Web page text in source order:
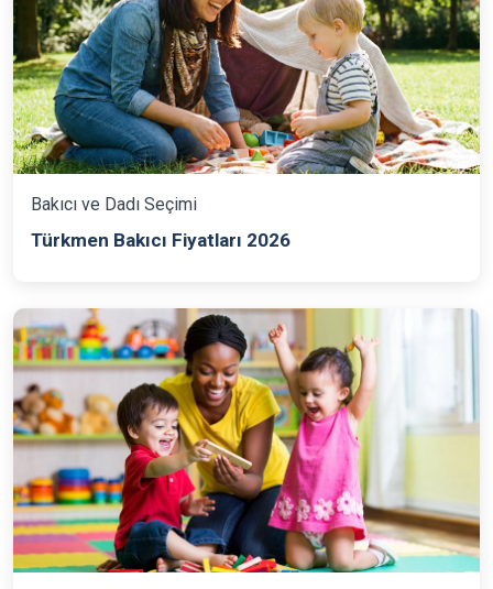
Bakıcı ve Dadı Seçimi
Türkmen Bakıcı Fiyatları 2026